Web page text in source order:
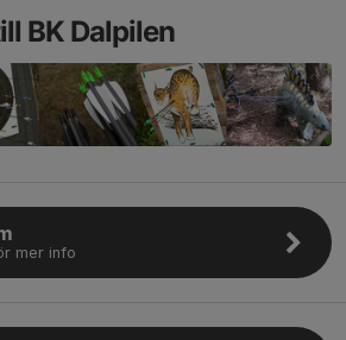
BK Dalpilen
mer info